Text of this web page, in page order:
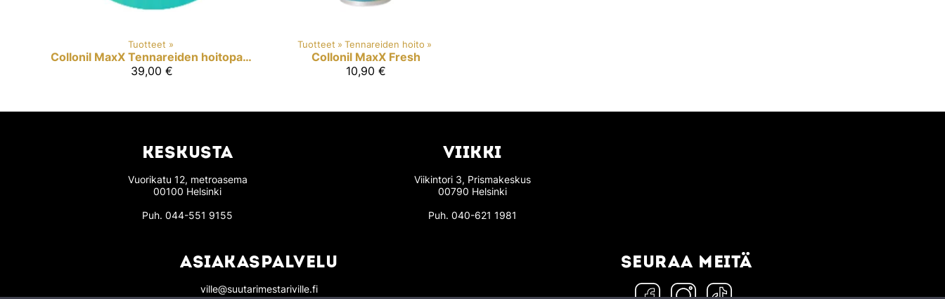
Tuotteet ‪»
Collonil MaxX
Tennareiden hoitopaketti
39,00 €
Tuotteet ‪» Tennareiden hoito ‪»
Collonil MaxX Fresh
10,90 €
KESKUSTA
Vuorikatu 12, metroasema
00100 Helsinki
Puh.044-551 9155
VIIKKI
Viikintori 3, Prismakeskus
00790 Helsinki
Puh. 040-621 1981
ASIAKASPALVELU
ville@suutarimestariville.fi
SEURAA MEITÄ